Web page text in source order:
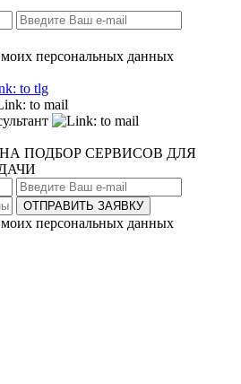
моих персональных данных
ПОДБОР СЕРВИСОВ ДЛЯ
ОТПРАВИТЬ ЗАЯВКУ
моих персональных данных